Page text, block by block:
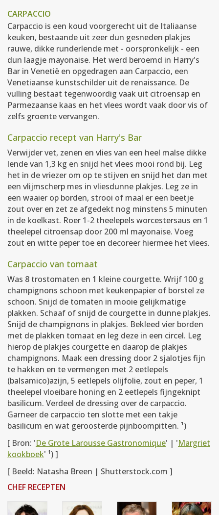
CARPACCIO
Carpaccio is een koud voorgerecht uit de Italiaanse
keuken, bestaande uit zeer dun gesneden plakjes
rauwe, dikke runderlende met - oorspronkelijk - een
dun laagje mayonaise. Het werd beroemd in Harry's
Bar in Venetië en opgedragen aan Carpaccio, een
Venetiaanse kunstschilder uit de renaissance. De
vulling bestaat tegenwoordig vaak uit citroensap en
Parmezaanse kaas en het vlees wordt vaak door vis of
zelfs groente vervangen.
Carpaccio recept van Harry's Bar
Verwijder vet, zenen en vlies van een heel malse dikke
lende van 1,3 kg en snijd het vlees mooi rond bij. Leg
het in de vriezer om op te stijven en snijd het dan met
een vlijmscherp mes in vliesdunne plakjes. Leg ze in
een waaier op borden, strooi of maal er een beetje
zout over en zet ze afgedekt nog minstens 5 minuten
in de koelkast. Roer 1-2 theelepels worcestersaus en 1
theelepel citroensap door 200 ml mayonaise. Voeg
zout en witte peper toe en decoreer hiermee het vlees.
Carpaccio van tomaat
Was 8 trostomaten en 1 kleine courgette. Wrijf 100 g
champignons schoon met keukenpapier of borstel ze
schoon. Snijd de tomaten in mooie gelijkmatige
plakken. Schaaf of snijd de courgette in dunne plakjes.
Snijd de champignons in plakjes. Bekleed vier borden
met de plakken tomaat en leg deze in een circel. Leg
hierop de plakjes courgette en daarop de plakjes
champignons. Maak een dressing door 2 sjalotjes fijn
te hakken en te vermengen met 2 eetlepels
(balsamico)azijn, 5 eetlepels olijfolie, zout en peper, 1
theelepel vloeibare honing en 2 eetlepels fijngeknipt
basilicum. Verdeel de dressing over de carpaccio.
Garneer de carpaccio ten slotte met een takje
basilicum en wat geroosterde pijnboompitten. ¹)
[ Bron: 'De Grote Larousse Gastronomique' | 'Margriet
kookboek' ¹) ]
[ Beeld: Natasha Breen | Shutterstock.com ]
CHEF RECEPTEN